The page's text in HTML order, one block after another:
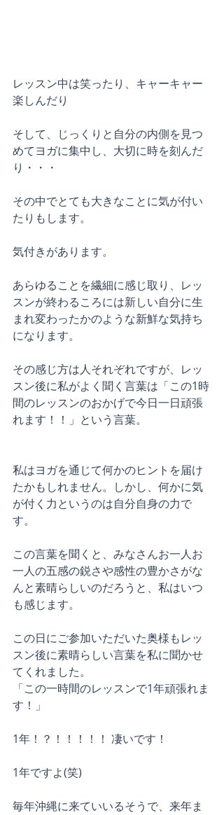
レッスン中は笑ったり、キャーキャー
楽しんだり
そして、じっくりと自分の内側を見つ
めてヨガに集中し、大切に時を刻んだ
り・・・
その中でとても大きなことに気が付い
たりもします。
気付きがあります。
あらゆることを繊細に感じ取り、レッ
スンが終わるころには新しい自分に生
まれ変わったかのような新鮮な気持ち
になります。
その感じ方は人それぞれですが、レッ
スン後に私がよく聞く言葉は「この1時
間のレッスンのおかげで今日一日頑張
れます！！」という言葉。
私はヨガを通じて何かのヒントを届け
たかもしれません。しかし、何かに気
が付く力というのは自分自身の力で
す。
この言葉を聞くと、みなさんお一人お
一人の五感の鋭さや感性の豊かさがな
んと素晴らしいのだろうと、私はいつ
も感じます。
この日にご参加いただいた奥様もレッ
スン後に素晴らしい言葉を私に聞かせ
てくれました。
「この一時間のレッスンで1年頑張れま
す！」
1年！？！！！！！ 凄いです！
1年ですよ(笑)
毎年沖縄に来ていいるそうで、来年ま